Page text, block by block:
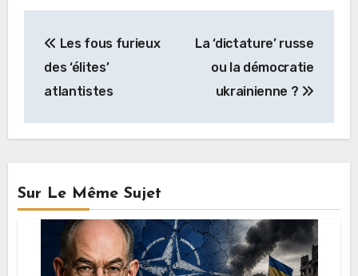
de
l’article
Les fous furieux
des ‘élites’
atlantistes
La ‘dictature’ russe
ou la démocratie
ukrainienne ?
Sur Le Même Sujet